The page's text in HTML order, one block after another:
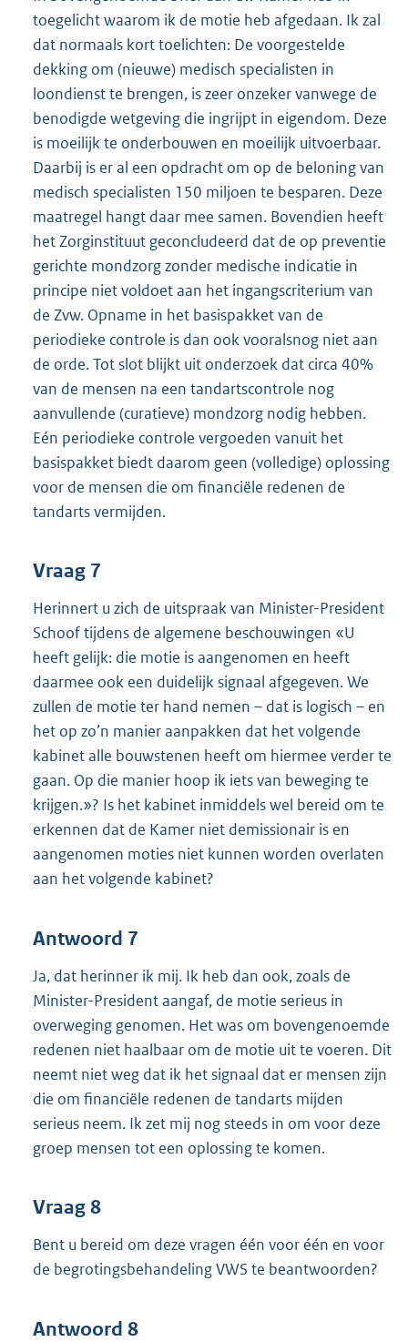
toegelicht waarom ik de motie heb afgedaan. Ik zal
dat normaals kort toelichten: De voorgestelde
dekking om (nieuwe) medisch specialisten in
loondienst te brengen, is zeer onzeker vanwege de
benodigde wetgeving die ingrijpt in eigendom. Deze
is moeilijk te onderbouwen en moeilijk uitvoerbaar.
Daarbij is er al een opdracht om op de beloning van
medisch specialisten 150 miljoen te besparen. Deze
maatregel hangt daar mee samen. Bovendien heeft
het Zorginstituut geconcludeerd dat de op preventie
gerichte mondzorg zonder medische indicatie in
principe niet voldoet aan het ingangscriterium van
de Zvw. Opname in het basispakket van de
periodieke controle is dan ook vooralsnog niet aan
de orde. Tot slot blijkt uit onderzoek dat circa 40%
van de mensen na een tandartscontrole nog
aanvullende (curatieve) mondzorg nodig hebben.
Eén periodieke controle vergoeden vanuit het
basispakket biedt daarom geen (volledige) oplossing
voor de mensen die om financiële redenen de
tandarts vermijden.
Vraag 7
Herinnert u zich de uitspraak van Minister-President
Schoof tijdens de algemene beschouwingen «U
heeft gelijk: die motie is aangenomen en heeft
daarmee ook een duidelijk signaal afgegeven. We
zullen de motie ter hand nemen – dat is logisch – en
het op zo’n manier aanpakken dat het volgende
kabinet alle bouwstenen heeft om hiermee verder te
gaan. Op die manier hoop ik iets van beweging te
krijgen.»? Is het kabinet inmiddels wel bereid om te
erkennen dat de Kamer niet demissionair is en
aangenomen moties niet kunnen worden overlaten
aan het volgende kabinet?
Antwoord 7
Ja, dat herinner ik mij. Ik heb dan ook, zoals de
Minister-President aangaf, de motie serieus in
overweging genomen. Het was om bovengenoemde
redenen niet haalbaar om de motie uit te voeren. Dit
neemt niet weg dat ik het signaal dat er mensen zijn
die om financiële redenen de tandarts mijden
serieus neem. Ik zet mij nog steeds in om voor deze
groep mensen tot een oplossing te komen.
Vraag 8
Bent u bereid om deze vragen één voor één en voor
de begrotingsbehandeling VWS te beantwoorden?
Antwoord 8